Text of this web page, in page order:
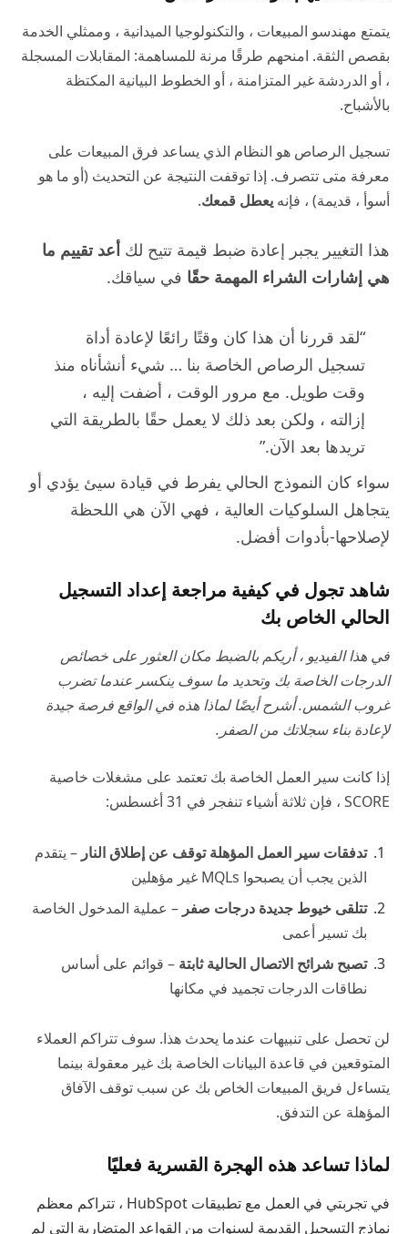
يتمتع مهندسو المبيعات ، والتكنولوجيا الميدانية ، وممثلي الخدمة
بقصص الثقة. امنحهم طرقًا مرنة للمساهمة: المقابلات المسجلة
، أو الدردشة غير المتزامنة ، أو الخطوط البيانية المكتظة
بالأشباح.
تسجيل الرصاص هو النظام الذي يساعد فرق المبيعات على
معرفة متى تتصرف. إذا توقفت النتيجة عن التحديث (أو ما هو
أسوأ ، قديمة) ، فإنه يعطل قمعك.
هذا التغيير يجبر إعادة ضبط قيمة تتيح لك أعد تقييم ما
هي إشارات الشراء المهمة حقًا في سياقك.
“لقد قررنا أن هذا كان وقتًا رائعًا لإعادة أداة
تسجيل الرصاص الخاصة بنا … شيء أنشأناه منذ
وقت طويل. مع مرور الوقت ، أضفت إليه ،
إزالته ، ولكن بعد ذلك لا يعمل حقًا بالطريقة التي
تريدها بعد الآن.”
سواء كان النموذج الحالي يفرط في قيادة سيئ يؤدي أو
يتجاهل السلوكيات العالية ، فهي الآن هي اللحظة
لإصلاحها-بأدوات أفضل.
شاهد تجول في كيفية مراجعة إعداد التسجيل
الحالي الخاص بك
في هذا الفيديو ، أريكم بالضبط مكان العثور على خصائص
الدرجات الخاصة بك وتحديد ما سوف ينكسر عندما تضرب
غروب الشمس. أشرح أيضًا لماذا هذه في الواقع فرصة جيدة
لإعادة بناء سجلاتك من الصفر.
إذا كانت سير العمل الخاصة بك تعتمد على مشغلات خاصية
SCORE ، فإن ثلاثة أشياء تنفجر في 31 أغسطس:
تدفقات سير العمل المؤهلة توقف عن إطلاق النار – يتقدم
الذين يجب أن يصبحوا MQLs غير مؤهلين
تتلقى خيوط جديدة درجات صفر – عملية المدخول الخاصة
بك تسير أعمى
تصبح شرائح الاتصال الحالية ثابتة – قوائم على أساس
نطاقات الدرجات تجميد في مكانها
لن تحصل على تنبيهات عندما يحدث هذا. سوف تتراكم العملاء
المتوقعين في قاعدة البيانات الخاصة بك غير معقولة بينما
يتساءل فريق المبيعات الخاص بك عن سبب توقف الآفاق
المؤهلة عن التدفق.
لماذا تساعد هذه الهجرة القسرية فعليًا
في تجربتي في العمل مع تطبيقات HubSpot ، تتراكم معظم
نماذج التسجيل القديمة لسنوات من القواعد المتضاربة التي لم